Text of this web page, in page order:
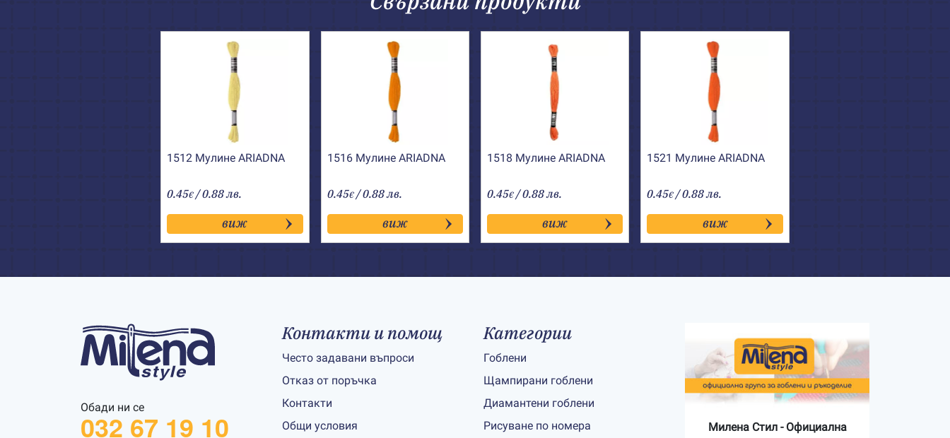
1512 Мулине АRIADNA
0.45€ / 0.88 лв.
виж
1516 Мулине АRIADNA
0.45€/ 0.88 лв.
виж
1518 Мулине АRIADNA
0.45€ / 0.88 лв.
виж
1521 Мулине АRIADNA
0.45€ / 0.88 лв.
виж
Обади ни се
032 67 19 10
Контакти и помощ
Често задавани въпроси
Отказ от поръчка
Контакти
Общи условия
Категории
Гоблени
Щампирани гоблени
Диамантени гоблени
Рисуване по номера
Милена Стил - Официална